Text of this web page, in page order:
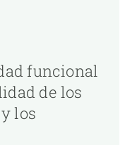
funcional
de los
los